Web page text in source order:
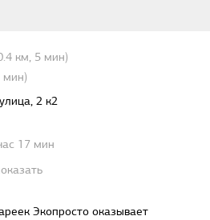
км, 5 мин)
мин)
2 к2
17 мин
Экопросто оказывает